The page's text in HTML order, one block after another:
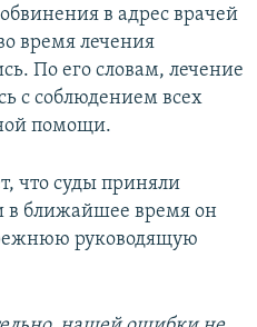
обвинения в адрес врачей
время лечения
По его словам, лечение
с соблюдением всех
помощи.
что суды приняли
в ближайшее время он
руководящую